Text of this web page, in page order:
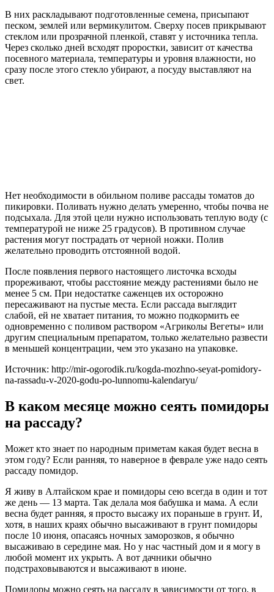
В них раскладывают подготовленные семена, присыпают
песком, землей или вермикулитом. Сверху посев прикрывают
стеклом или прозрачной пленкой, ставят у источника тепла.
Через сколько дней всходят проростки, зависит от качества
посевного материала, температуры и уровня влажности, но
сразу после этого стекло убирают, а посуду выставляют на
свет.
Нет необходимости в обильном поливе рассады томатов до
пикировки. Поливать нужно делать умеренно, чтобы почва не
подсыхала. Для этой цели нужно использовать теплую воду (с
температурой не ниже 25 градусов). В противном случае
растения могут пострадать от черной ножки. Полив
желательно проводить отстоянной водой.
После появления первого настоящего листочка всходы
прореживают, чтобы расстояние между растениями было не
менее 5 см. При недостатке саженцев их осторожно
пересаживают на пустые места. Если рассада выглядит
слабой, ей не хватает питания, то можно подкормить ее
одновременно с поливом раствором «Агриколы Вегеты» или
другим специальным препаратом, только желательно развести
в меньшей концентрации, чем это указано на упаковке.
Источник: http://mir-ogorodik.ru/kogda-mozhno-seyat-pomidory-
na-rassadu-v-2020-godu-po-lunnomu-kalendaryu/
В каком месяце можно сеять помидоры
на рассаду?
Может кто знает по народным приметам какая будет весна в
этом году? Если ранняя, то наверное в феврале уже надо сеять
рассаду помидор.
Я живу в Алтайском крае и помидоры сею всегда в один и тот
же день — 13 марта. Так делала моя бабушка и мама. А если
весна будет ранняя, я просто высажу их пораньше в грунт. И,
хотя, в наших краях обычно высаживают в грунт помидоры
после 10 июня, опасаясь ночных заморозков, я обычно
высаживаю в середине мая. Но у нас частный дом и я могу в
любой момент их укрыть. А вот дачники обычно
подстраховываются и высаживают в июне.
Помидоры можно сеять на рассаду в зависимости от того, в